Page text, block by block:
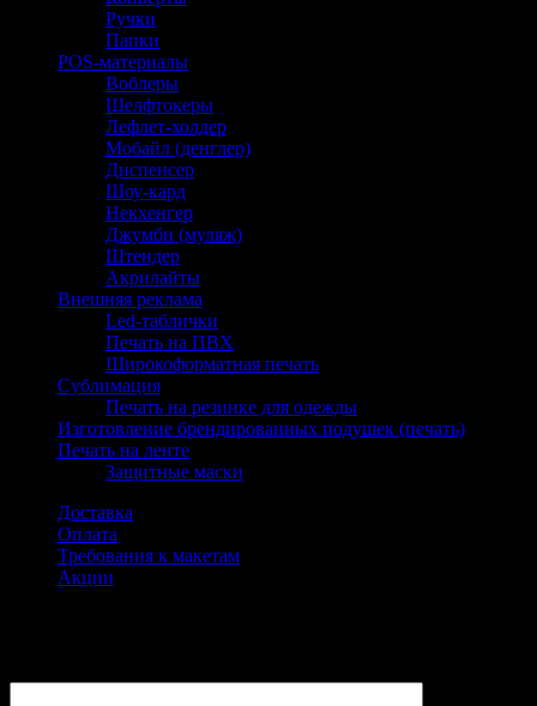
Ручки
Папки
POS-материалы
Воблеры
Шелфтокеры
Лефлет-холдер
Мобайл (денглер)
Диспенсер
Шоу-кард
Некхенгер
Джумби (муляж)
Штендер
Акрилайты
Внешняя реклама
Led-таблички
Печать на ПВХ
Широкоформатная печать
Сублимация
Печать на резинке для одежды
Изготовление брендированных подушек (печать)
Печать на ленте
Защитные маски
Доставка
Оплата
Требования к макетам
Акции